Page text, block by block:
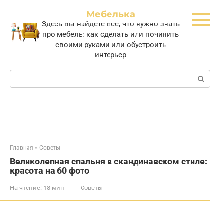
контенту
Мебелька
Здесь вы найдете все, что нужно знать
про мебель: как сделать или починить
своими руками или обустроить
интерьер
Поиск:
Главная » Советы
Великолепная спальня в скандинавском стиле:
красота на 60 фото
На чтение: 18 мин Советы